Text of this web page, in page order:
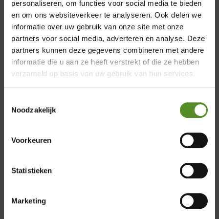
personaliseren, om functies voor social media te bieden
en om ons websiteverkeer te analyseren. Ook delen we
informatie over uw gebruik van onze site met onze
partners voor social media, adverteren en analyse. Deze
partners kunnen deze gegevens combineren met andere
informatie die u aan ze heeft verstrekt of die ze hebben
verzameld op basis van uw gebruik van hun services.
Noodzakelijk
Voorkeuren
Statistieken
Marketing
minipocketveren zorgen voor de optimale
luchtcirculatie tussen u en het 7 zone P350 matras. De
minipocketveren zorgen voor betere ondersteuning
van o.a. uw wervelkolom. Binnen de kortste keren
bent u in dromenland!
Product reviews
Showroom Breda
Vrijdag 12:00 – 17:00
Zondag 12:00 – 17:00
×